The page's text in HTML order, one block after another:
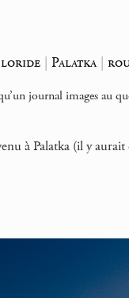
|Palatka|
journal images au
à Palatka (il y